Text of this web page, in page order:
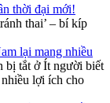
thời đại mới!
thai’ – bí kíp
lại mang nhiều
bị tắt ở Ít người biết
lợi ích cho